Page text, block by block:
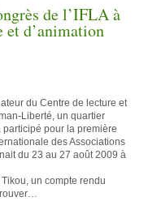
de l’IFLA à
d’animation
du Centre de lecture et
Liberté, un quartier
pour la première
des Associations
du 23 au 27 août 2009 à
un compte rendu